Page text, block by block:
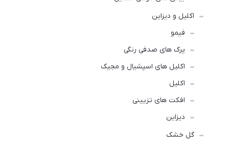
اکلیل و دیزاین
فیمو
پرک های صدفی رنگی
اکلیل های اسپشیال و مجیک
اکلیل
افکت های تزیینی
دیزاین
گل خشک